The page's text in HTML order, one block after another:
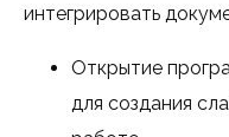
интегрировать
Открытие
для создания